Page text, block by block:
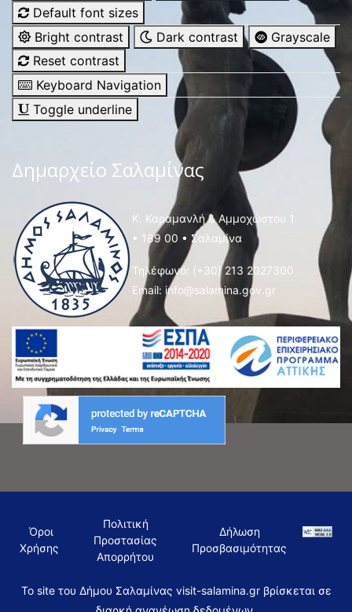
Default font sizes
Bright contrast
Dark contrast
Grayscale
Reset contrast
Keyboard Navigation
Toggle underline
Δημαρχείο Σαλαμίνας
Κ. Καραμανλή & Αμμοχώστου 1
• 189 00 • Σαλαμίνα
Τηλέφωνο: (+30) 213 2027300
Email: info@salamina.gov.gr
Όροι
Χρήσης
Πολιτική
Προστασίας
Απορρήτου
Δήλωση
Προσβασιμότητας
To site του Δήμου Σαλαμίνας visit-salamina.gr βρίσκεται σε